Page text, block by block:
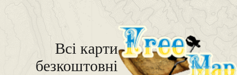
Всі карти
безкоштовні